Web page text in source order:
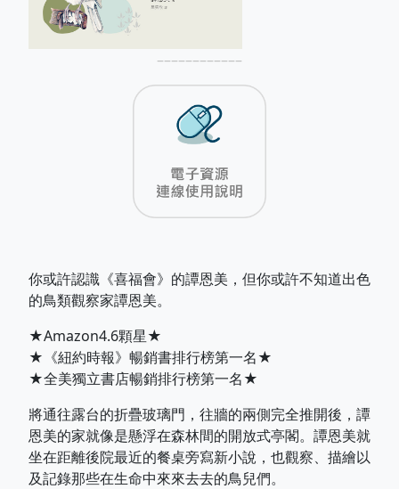
––––––––––––
你或許認識《喜福會》的譚恩美，但你或許不知道出色
的鳥類觀察家譚恩美。
★Amazon4.6顆星★
★《紐約時報》暢銷書排行榜第一名★
★全美獨立書店暢銷排行榜第一名★
將通往露台的折疊玻璃門，往牆的兩側完全推開後，譚
恩美的家就像是懸浮在森林間的開放式亭閣。譚恩美就
坐在距離後院最近的餐桌旁寫新小說，也觀察、描繪以
及記錄那些在生命中來來去去的鳥兒們。